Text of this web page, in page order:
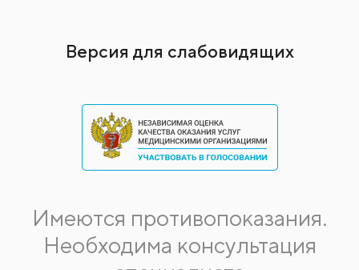
Версия для слабовидящих
Имеются противопоказания.
Необходима консультация